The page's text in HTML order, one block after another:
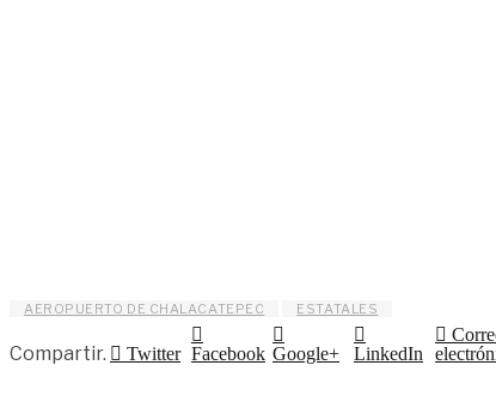
AEROPUERTO DE CHALACATEPEC ESTATALES
Compartir. Twitter Facebook Google+ LinkedIn